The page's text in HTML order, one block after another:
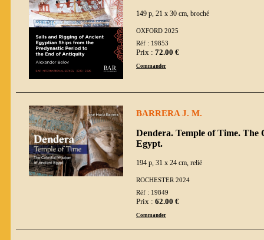
149 p, 21 x 30 cm, broché
OXFORD 2025
Réf : 19853
Prix : 72.00 €
Commander
BARRERA J. M.
Dendera. Temple of Time. The
Egypt.
194 p, 31 x 24 cm, relié
ROCHESTER 2024
Réf : 19849
Prix : 62.00 €
Commander